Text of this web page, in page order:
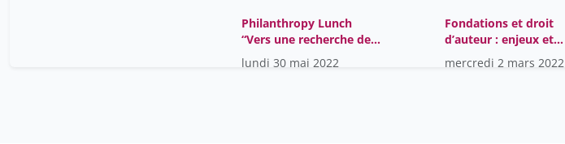
Philanthropy Lunch
“Vers une recherche de
fonds plus efficiente"
lundi 30 mai 2022
Fondations et droit
d’auteur : enjeux et
mercredi 2 mars 2022